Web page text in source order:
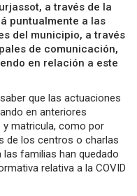
a través de la
puntualmente a las
del municipio, a través
de comunicación,
en relación a este
que las actuaciones
en anteriores
y matricula, como por
de los centros o charlas
familias han quedado
relativa a la COVID